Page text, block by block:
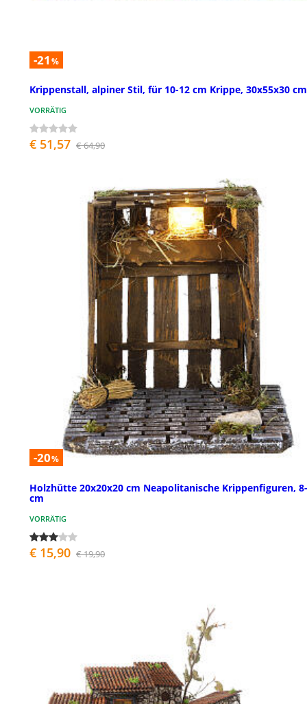
-21 %
Krippenstall, alpiner Stil, für 10-12 cm Krippe, 30x55x30 cm
VORRÄTIG
€ 51,57 € 64,90
-20%
Holzhütte 20x20x20 cm Neapolitanische Krippenfiguren,
cm
VORRÄTIG
€ 15,90 € 19,90